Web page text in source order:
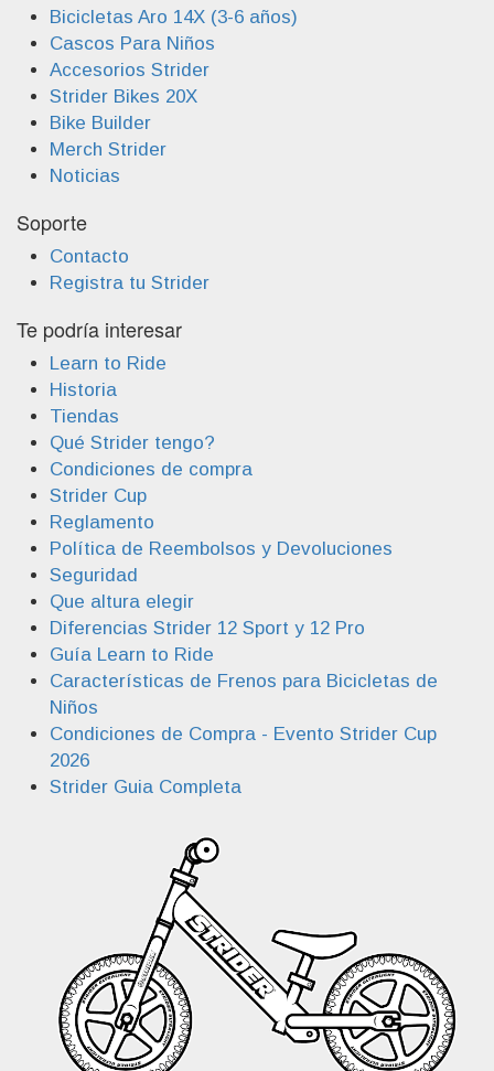
Bicicletas Aro 14X (3-6 años)
Cascos Para Niños
Accesorios Strider
Strider Bikes 20X
Bike Builder
Merch Strider
Noticias
Soporte
Contacto
Registra tu Strider
Te podría interesar
Learn to Ride
Historia
Tiendas
Qué Strider tengo?
Condiciones de compra
Strider Cup
Reglamento
Política de Reembolsos y Devoluciones
Seguridad
Que altura elegir
Diferencias Strider 12 Sport y 12 Pro
Guía Learn to Ride
Características de Frenos para Bicicletas de
Niños
Condiciones de Compra - Evento Strider Cup
2026
Strider Guia Completa